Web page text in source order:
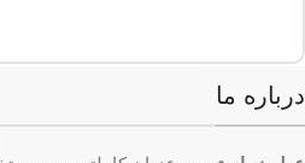
درباره ما